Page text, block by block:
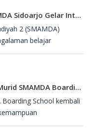
Perkuat Wawasan Global, SMAMDA Sidoarjo Gelar International Talk Show Bersama Mahasiswa Turki
2 (SMAMDA)
belajar
Asah Kemampuan Berdakwah, Murid SMAMDA Boarding School Dipercaya Jadi Petugas Salat Jumat
Boarding School kembali